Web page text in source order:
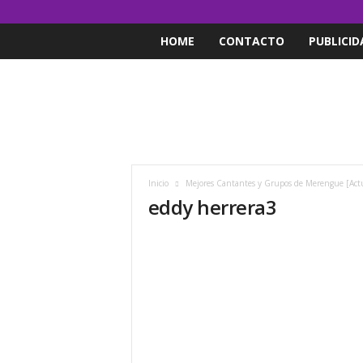
HOME CONTACTO
Inicio Mejores Cantantes y Grupos de Merengue
eddy herrera3